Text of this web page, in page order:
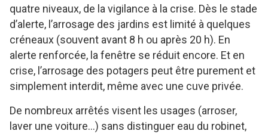
quatre niveaux, de la vigilance à la crise. Dès le stade
d’alerte, l’arrosage des jardins est limité à quelques
créneaux (souvent avant 8 h ou après 20 h). En
alerte renforcée, la fenêtre se réduit encore. Et en
crise, l’arrosage des potagers peut être purement et
simplement interdit, même avec une cuve privée.
De nombreux arrêtés visent les usages (arroser,
laver une voiture…) sans distinguer eau du robinet,